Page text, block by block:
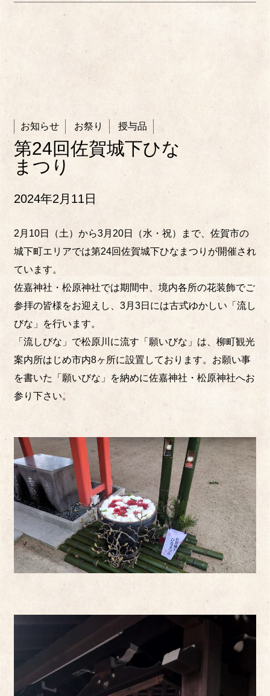
お知らせ お祭り 授与品
第24回佐賀城下ひな
まつり
2024年2月11日
2月10日（土）から3月20日（水・祝）まで、佐賀市の
城下町エリアでは第24回佐賀城下ひなまつりが開催され
ています。
佐嘉神社・松原神社では期間中、境内各所の花装飾でご
参拝の皆様をお迎えし、3月3日には古式ゆかしい「流し
びな」を行います。
「流しびな」で松原川に流す「願いびな」は、柳町観光
案内所はじめ市内8ヶ所に設置しております。お願い事
を書いた「願いびな」を納めに佐嘉神社・松原神社へお
参り下さい。